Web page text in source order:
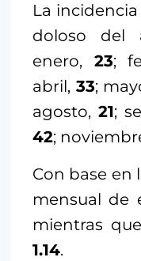
La
doloso del
enero, 23;
abril, 33;
agosto, 21;
42;
Con base en
mensual de
mientras
1.14.